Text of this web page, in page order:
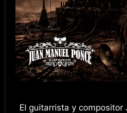
El guitarrista y compositor Juan Manuel Ponce